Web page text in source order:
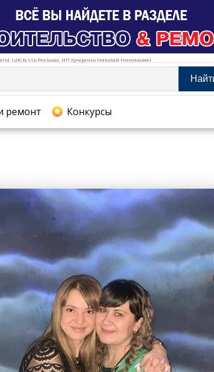
erid: LdtCKcsSb Реклама. ИП Кучеренко Николай Николаевич
ремонт Конкурсы